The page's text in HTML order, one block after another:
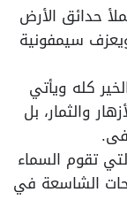
حدائق الأرض
سيمفونية
كله ويأتي
والثمار، بل
تقوم السماء
الشاسعة في